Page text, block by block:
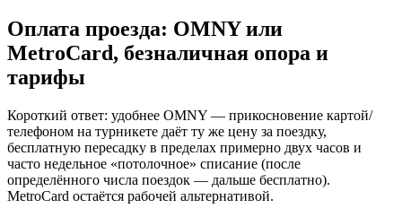
Оплата проезда: OMNY или
MetroCard, безналичная опора и
тарифы
Короткий ответ: удобнее OMNY — прикосновение картой/
телефоном на турникете даёт ту же цену за поездку,
бесплатную пересадку в пределах примерно двух часов и
часто недельное «потолочное» списание (после
определённого числа поездок — дальше бесплатно).
MetroCard остаётся рабочей альтернативой.